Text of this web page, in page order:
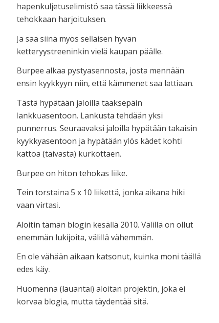
hapenkuljetuselimistö saa tässä liikkeessä
tehokkaan harjoituksen.
Ja saa siinä myös sellaisen hyvän
ketteryystreeninkin vielä kaupan päälle.
Burpee alkaa pystyasennosta, josta mennään
ensin kyykkyyn niin, että kämmenet saa lattiaan.
Tästä hypätään jaloilla taaksepäin
lankkuasentoon. Lankusta tehdään yksi
punnerrus. Seuraavaksi jaloilla hypätään takaisin
kyykkyasentoon ja hypätään ylös kädet kohti
kattoa (taivasta) kurkottaen.
Burpee on hiton tehokas liike.
Tein torstaina 5 x 10 liikettä, jonka aikana hiki
vaan virtasi.
Aloitin tämän blogin kesällä 2010. Välillä on ollut
enemmän lukijoita, välillä vähemmän.
En ole vähään aikaan katsonut, kuinka moni täällä
edes käy.
Huomenna (lauantai) aloitan projektin, joka ei
korvaa blogia, mutta täydentää sitä.